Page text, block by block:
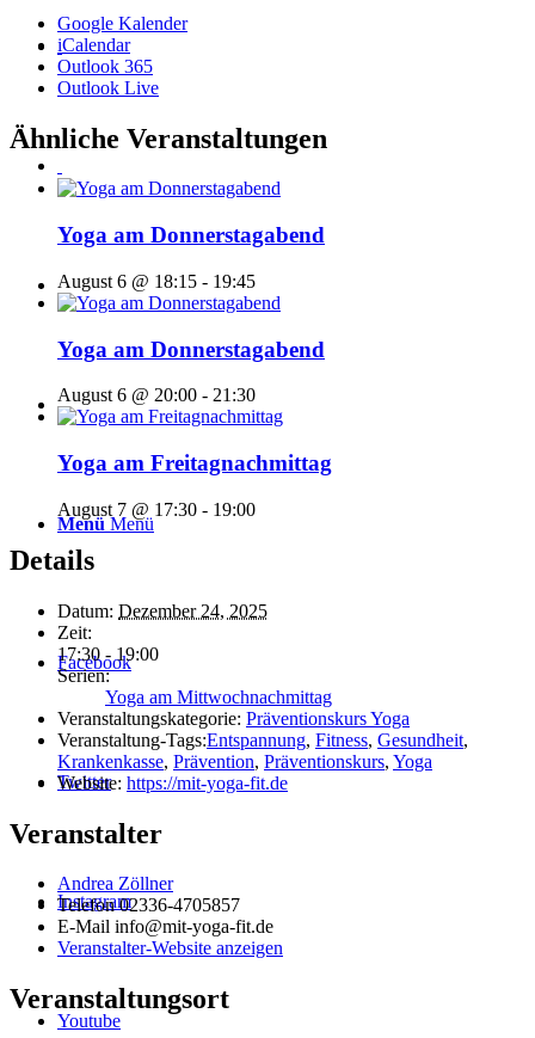
Menü Menü
Facebook
Twitter
Instagram
Youtube
Google Kalender
iCalendar
Outlook 365
Outlook Live
Ähnliche Veranstaltungen
Yoga am Donnerstagabend
August 6 @ 18:15 - 19:45
Yoga am Donnerstagabend
August 6 @ 20:00 - 21:30
Yoga am Freitagnachmittag
August 7 @ 17:30 - 19:00
Details
Datum: Dezember 24, 2025
Zeit:
17:30 - 19:00
Serien:
Yoga am Mittwochnachmittag
Veranstaltungskategorie: Präventionskurs Yoga
Veranstaltung-Tags:Entspannung, Fitness, Gesundheit,
Krankenkasse, Prävention, Präventionskurs, Yoga
Website: https://mit-yoga-fit.de
Veranstalter
Andrea Zöllner
Telefon02336-4705857
E-Mail info@mit-yoga-fit.de
Veranstalter-Website anzeigen
Veranstaltungsort